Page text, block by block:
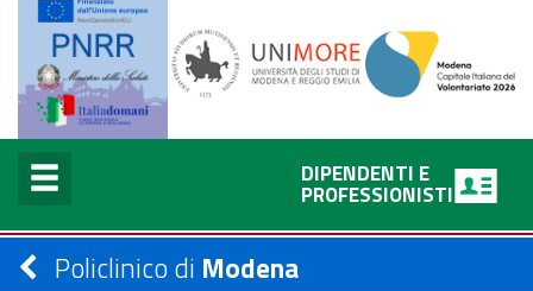
DIPENDENTI E
PROFESSIONISTI
Policlinico di Modena